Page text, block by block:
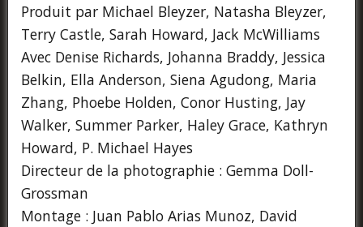
Produit par Michael Bleyzer, Natasha Bleyzer,
Terry Castle, Sarah Howard, Jack McWilliams
Avec Denise Richards, Johanna Braddy, Jessica
Belkin, Ella Anderson, Siena Agudong, Maria
Zhang, Phoebe Holden, Conor Husting, Jay
Walker, Summer Parker, Haley Grace, Kathryn
Howard, P. Michael Hayes
Directeur de la photographie : Gemma Doll-
Grossman
Montage : Juan Pablo Arias Munoz, David